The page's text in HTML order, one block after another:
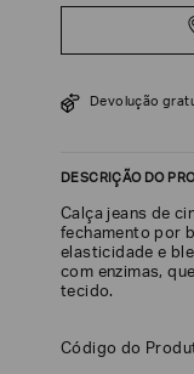
Devolução
DESCRIÇÃO DO
Calça jeans de
fechamento por
elasticidade e
com enzimas,
tecido.
Código do